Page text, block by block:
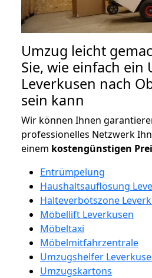
Umzug leicht
Sie, wie einfach ein
Leverkusen nach
sein kann
Wir können Ihnen
professionelles Netzwerk
einem kostengünstigen
Entrümpelung
Haushaltsauflösung
Halteverbotszone
Möbellift Leverkusen
Möbeltaxi
Möbelmitfahrzentrale
Umzugshelfer
Umzugskartons